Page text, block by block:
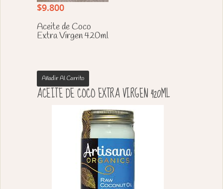
$9.800
Aceite de Coco
Extra Virgen 420ml
Añadir Al Carrito
ACEITE DE COCO EXTRA VIRGEN 420ML